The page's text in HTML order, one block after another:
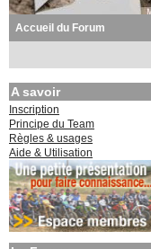
Accueil du Forum
A savoir
Inscription
Principe du Team
Règles & usages
Aide & Utilisation